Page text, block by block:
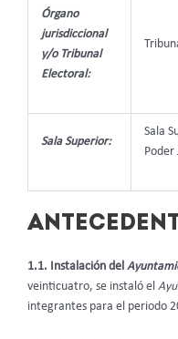
Órgano
jurisdiccional
y/o Tribunal
Electoral:
Sala Superior:
Sala
Poder
1.1. Instalación del
veinticuatro, se instaló el
integrantes para el periodo